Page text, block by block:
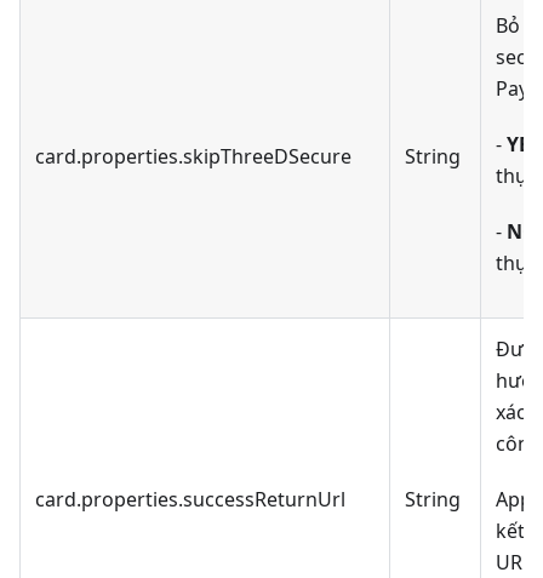
card.properties.skipThreeDSecure String
Bỏ
-YES
thực
- NO
thực
card.properties.successReturnUrl String
xác
công
kết
URL